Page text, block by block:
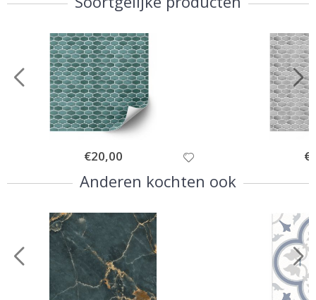
Special
Price
€20,00
Anderen kochten ook